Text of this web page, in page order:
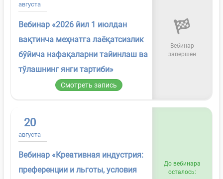
августа
Вебинар «2026 йил 1 июлдан
вақтинча меҳнатга лаёқатсизлик
бўйича нафақаларни тайинлаш ва
тўлашнинг янги тартиби»
Смотреть запись
Вебинар
завершен
20
августа
Вебинар «Креативная индустрия:
преференции и льготы, условия
До вебинара
осталось: